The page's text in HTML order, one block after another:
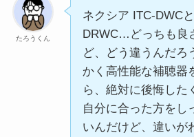
たろうくん
ネクシア ITC-DWC
DRWC…どっちも良
ど、どう違うんだ
かく高性能な補聴器
ら、絶対に後悔した
自分に合った方をし
いんだけど、違いが